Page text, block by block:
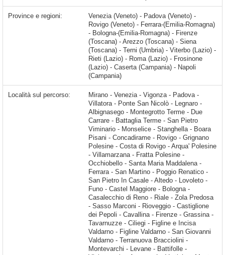
Province e regioni:
Venezia (Veneto) - Padova (Veneto) -
Rovigo (Veneto) - Ferrara-(Emilia-Romagna)
- Bologna-(Emilia-Romagna) - Firenze
(Toscana) - Arezzo (Toscana) - Siena
(Toscana) - Terni (Umbria) - Viterbo (Lazio) -
Rieti (Lazio) - Roma (Lazio) - Frosinone
(Lazio) - Caserta (Campania) - Napoli
(Campania)
Località sul percorso: Mirano - Venezia - Vigonza - Padova - Villatora - Ponte San Nicolò - Legnaro - Albignasego - Montegrotto Terme - Due Carrare - Battaglia Terme - San Pietro Viminario - Monselice - Stanghella - Boara Pisani - Concadirame - Rovigo - Grignano Polesine - Costa di Rovigo - Arqua' Polesine - Villamarzana - Fratta Polesine - Occhiobello - Santa Maria Maddalena - Ferrara - San Martino - Poggio Renatico - San Pietro In Casale - Altedo - Lovoleto - Funo - Castel Maggiore - Bologna - Casalecchio di Reno - Riale - Zola Predosa - Sasso Marconi